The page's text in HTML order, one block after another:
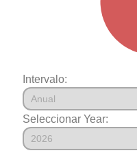
Intervalo:
Seleccionar Year: